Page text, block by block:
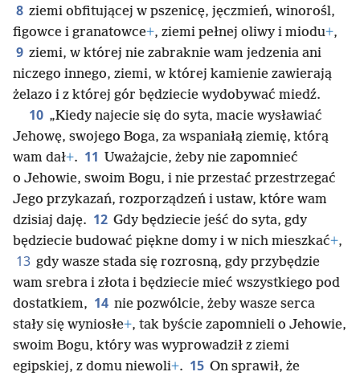
8 ziemi obfitującej w pszenicę, jęczmień, winorośl,
figowce i granatowce+, ziemi pełnej oliwy i miodu+,
9 ziemi, w której nie zabraknie wam jedzenia ani
niczego innego, ziemi, w której kamienie zawierają
żelazo i z której gór będziecie wydobywać miedź.
10 „Kiedy najecie się do syta, macie wysławiać
Jehowę, swojego Boga, za wspaniałą ziemię, którą
wam dał+. 11 Uważajcie, żeby nie zapomnieć
o Jehowie, swoim Bogu, i nie przestać przestrzegać
Jego przykazań, rozporządzeń i ustaw, które wam
dzisiaj daję. 12 Gdy będziecie jeść do syta, gdy
będziecie budować piękne domy i w nich mieszkać+,
13 gdy wasze stada się rozrosną, gdy przybędzie
wam srebra i złota i będziecie mieć wszystkiego pod
dostatkiem, 14 nie pozwólcie, żeby wasze serca
stały się wyniosłe+, tak byście zapomnieli o Jehowie,
swoim Bogu, który was wyprowadził z ziemi
egipskiej, z domu niewoli+. 15 On sprawił, że